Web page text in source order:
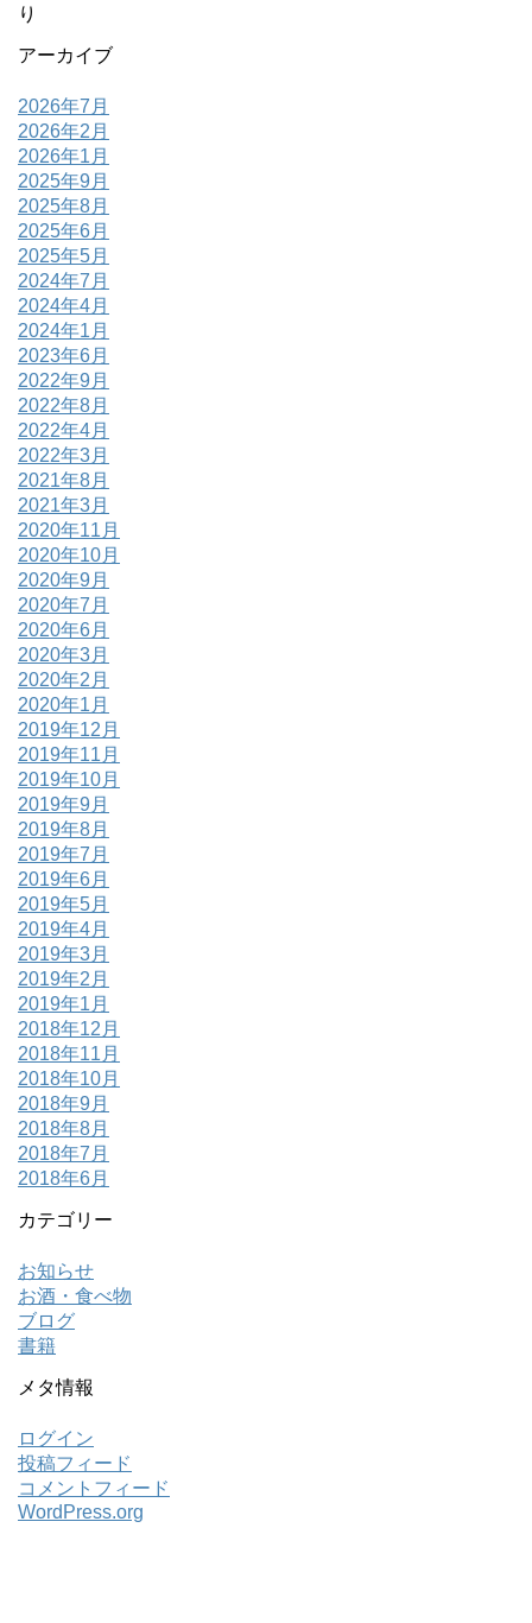
り
アーカイブ
2026年7月
2026年2月
2026年1月
2025年9月
2025年8月
2025年6月
2025年5月
2024年7月
2024年4月
2024年1月
2023年6月
2022年9月
2022年8月
2022年4月
2022年3月
2021年8月
2021年3月
2020年11月
2020年10月
2020年9月
2020年7月
2020年6月
2020年3月
2020年2月
2020年1月
2019年12月
2019年11月
2019年10月
2019年9月
2019年8月
2019年7月
2019年6月
2019年5月
2019年4月
2019年3月
2019年2月
2019年1月
2018年12月
2018年11月
2018年10月
2018年9月
2018年8月
2018年7月
2018年6月
カテゴリー
お知らせ
お酒・食べ物
ブログ
書籍
メタ情報
ログイン
投稿フィード
コメントフィード
WordPress.org